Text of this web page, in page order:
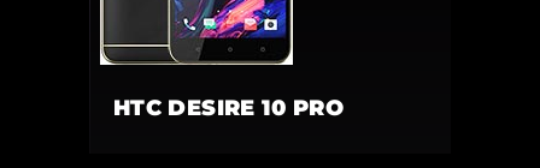
HTC DESIRE 10 PRO